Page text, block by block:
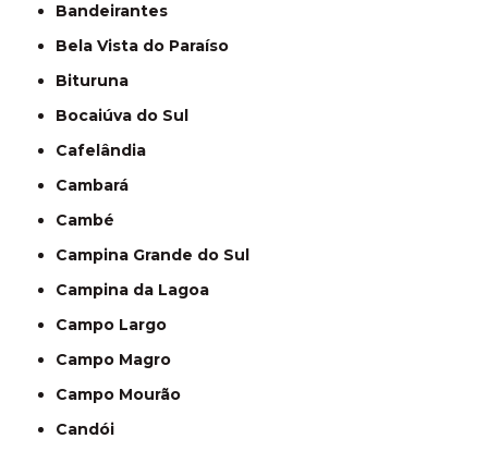
Bandeirantes
Bela Vista do Paraíso
Bituruna
Bocaiúva do Sul
Cafelândia
Cambará
Cambé
Campina Grande do Sul
Campina da Lagoa
Campo Largo
Campo Magro
Campo Mourão
Candói